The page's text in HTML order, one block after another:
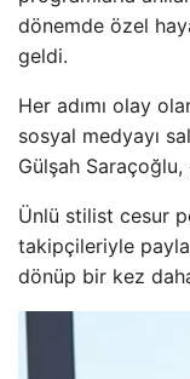
dönemde özel
geldi.
Her adımı olay
sosyal medyayı
Gülşah
Ünlü stilist cesur
takipçileriyle
dönüp bir kez